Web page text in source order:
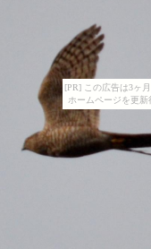
[PR] この広告は3ヶ
ホームページを更